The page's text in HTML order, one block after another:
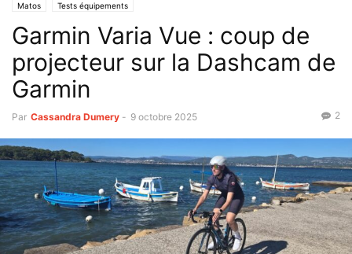
Matos Tests équipements
Garmin Varia Vue : coup de
projecteur sur la Dashcam de
Garmin
Par Cassandra Dumery - 9 octobre 2025 2